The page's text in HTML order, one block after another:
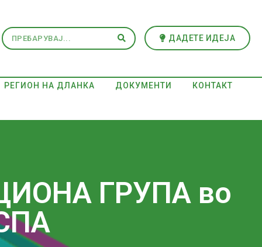
ДАДЕТЕ ИДЕЈА
РЕГИОН НА ДЛАНКА ДОКУМЕНТИ КОНТАКТ
ГРУПА во